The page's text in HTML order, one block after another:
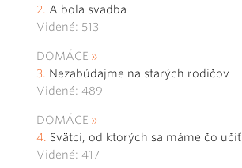
A bola svadba
Videné: 513
DOMÁCE
Nezabúdajme na starých rodičov
Videné: 489
DOMÁCE
Svätci, od ktorých sa máme čo učiť
Videné: 417